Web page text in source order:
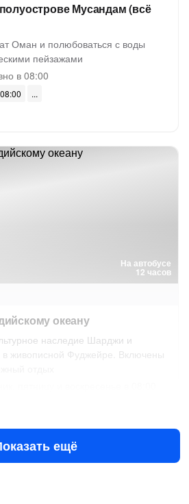
Мусандам (всё
Оман и полюбоваться с воды
пейзажами
в 08:00
На автобусе
12 часов
океану
наследие Шарджи и
в живописной Фуджейре. Включены
ещё